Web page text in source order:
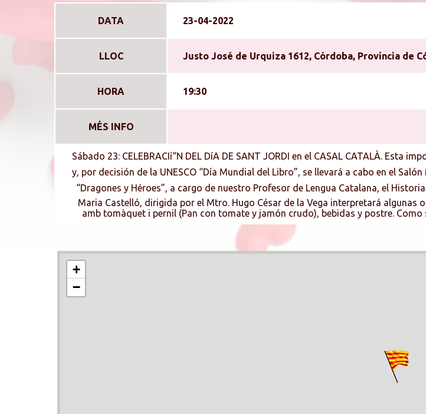
DATA 23-04-2022
LLOC Justo José de Urquiza 1612, Córdoba, Proví­ncia de
HORA 19:30
MÉS INFO
Sábado 23: CELEBRACIí“N DEL DíA DE SANT JORDI en el CASAL CATALÀ. Esta
y, por decisión de la UNESCO “Dí­a Mundial del Libro”, se llevará a cabo en el
“Dragones y Héroes”, a cargo de nuestro Profesor de Lengua Catalana, el
Maria Castelló, dirigida por el Mtro. Hugo César de la Vega interpretará
amb tomàquet i pernil (Pan con tomate y jamón crudo), bebidas y postre.
+
−